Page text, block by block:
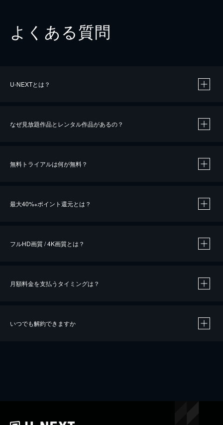
よくある質問
U-NEXTとは？
なぜ見放題作品とレンタル作品があるの？
無料トライアルは何が無料？
最大40%※ポイント還元とは？
※40％ポイント還元の対象は、クレジットカード決済による作品の購入 / レンタルです。
iOSアプリのUコイン決済による作品の購入 / レンタルは、20％のポイント還元です。
フルHD画質 / 4K画質とは？
月額料金を支払うタイミングは？
いつでも解約できますか